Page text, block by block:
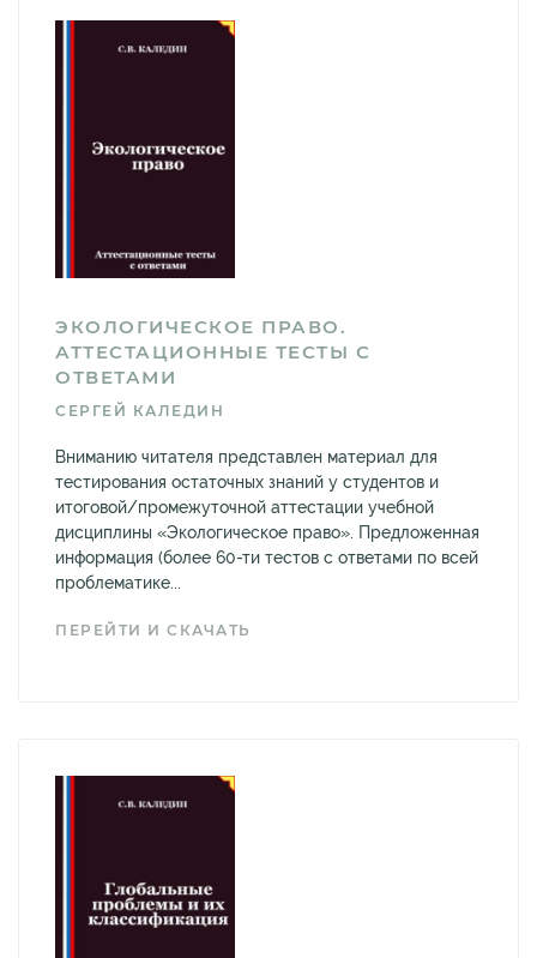
ЭКОЛОГИЧЕСКОЕ ПРАВО.
АТТЕСТАЦИОННЫЕ ТЕСТЫ С
ОТВЕТАМИ
СЕРГЕЙ КАЛЕДИН
Вниманию читателя представлен материал для
тестирования остаточных знаний у студентов и
итоговой/промежуточной аттестации учебной
дисциплины «Экологическое право». Предложенная
информация (более 60-ти тестов с ответами по всей
проблематике...
ПЕРЕЙТИ И СКАЧАТЬ